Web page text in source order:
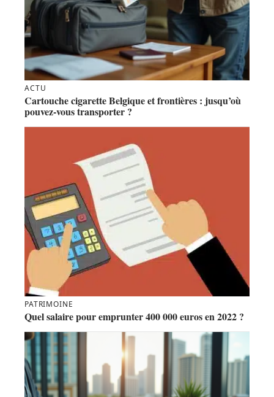
ACTU
Cartouche cigarette Belgique et frontières : jusqu’où
pouvez-vous transporter ?
PATRIMOINE
Quel salaire pour emprunter 400 000 euros en 2022 ?